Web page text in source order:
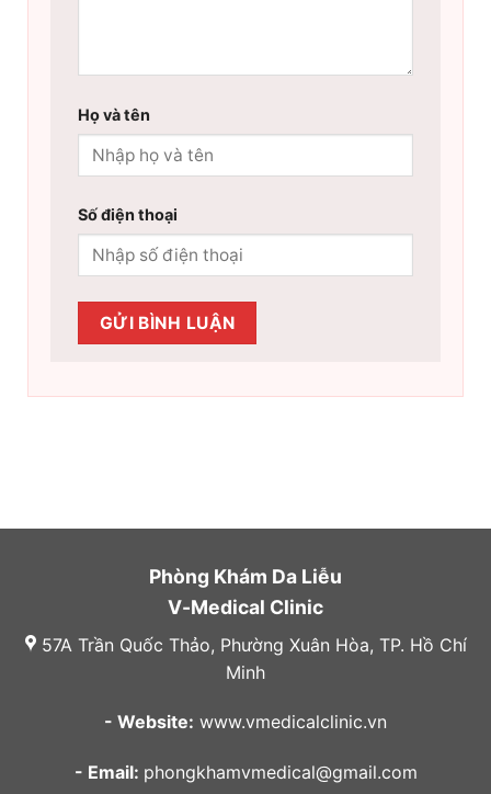
Họ và tên
Số điện thoại
Phòng Khám Da Liễu
V-Medical Clinic
57A Trần Quốc Thảo, Phường Xuân Hòa, TP. Hồ Chí
Minh
- Website: www.vmedicalclinic.vn
- Email: phongkhamvmedical@gmail.com